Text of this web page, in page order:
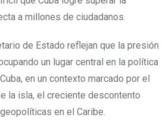
a millones de ciudadanos.
de Estado reflejan que la presión
un lugar central en la política
en un contexto marcado por el
la isla, el creciente descontento
en el Caribe.